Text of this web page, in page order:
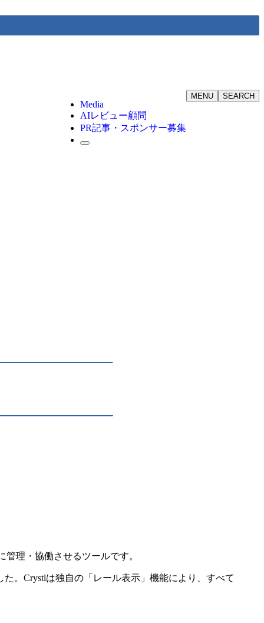
Media
AIレビュー顧問
PR記事・スポンサー募集
SEARCH
MENU
管理・協働させるツールです。
。Crystlは独自の「レール表示」機能により、すべて